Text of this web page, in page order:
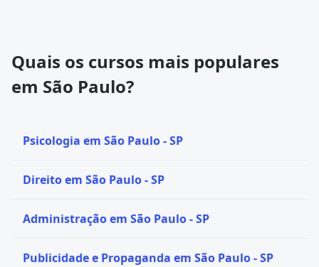
Quais os cursos mais populares
em São Paulo?
Psicologia em São Paulo - SP
Direito em São Paulo - SP
Administração em São Paulo - SP
Publicidade e Propaganda em São Paulo - SP